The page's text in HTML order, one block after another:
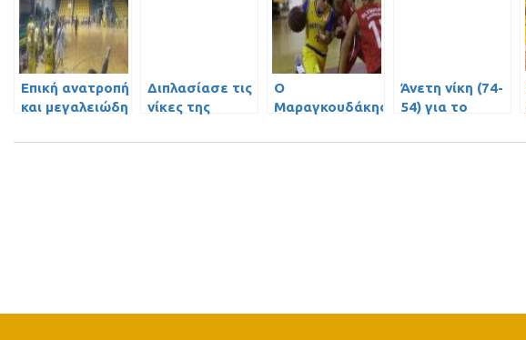
Επική ανατροπή
και μεγαλειώδη
Έφηβους
Διπλασίασε τις
νίκες της
Ο
Μαραγκουδάκης
NBAer!
Άνετη νίκη (74-
54) για το
Περιστερίου